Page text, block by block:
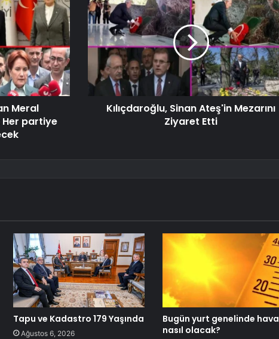
Meral
Her partiye
Kılıçdaroğlu, Sinan Ateş'in Mezarını
Ziyaret Etti
Tapu ve Kadastro 179 Yaşında
Ağustos 6, 2026
Bugün yurt genelinde hava
nasıl olacak?